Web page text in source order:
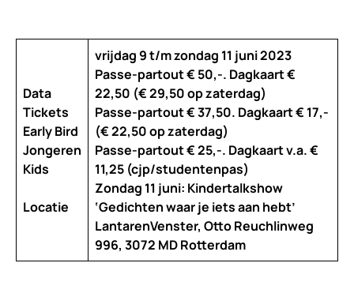
Data
Tickets
Early Bird
Jongeren
Kids
Locatie
vrijdag 9 t/m zondag 11 juni 2023
Passe-partout € 50,-. Dagkaart €
22,50 (€ 29,50 op zaterdag)
Passe-partout € 37,50. Dagkaart € 17,-
(€ 22,50 op zaterdag)
Passe-partout € 25,-. Dagkaart v.a. €
11,25 (cjp/studentenpas)
Zondag 11 juni: Kindertalkshow
‘Gedichten waar je iets aan hebt’
LantarenVenster, Otto Reuchlinweg
996, 3072 MD Rotterdam